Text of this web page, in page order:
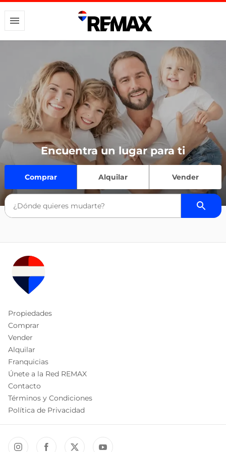
Encuentra un lugar para ti
Comprar Alquilar Vender
Propiedades
Comprar
Vender
Alquilar
Franquicias
Únete a la Red REMAX
Contacto
Términos y Condiciones
Política de Privacidad